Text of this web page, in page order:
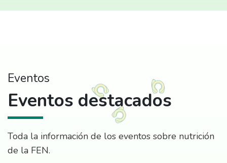
Eventos
Eventos destacados
Toda la información de los eventos sobre nutrición
de la FEN.